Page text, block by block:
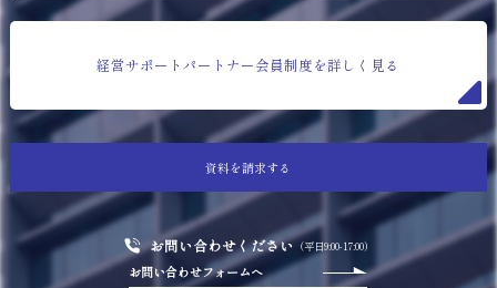
資料を請求する
お問い合わせください（平日9:00-17:00）
お問い合わせフォームへ
経営サポートパートナー会員制度を詳しく見る